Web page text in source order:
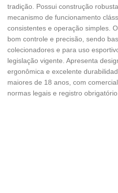
tradição. Possui construção
mecanismo de funcionamento
consistentes e operação simples.
bom controle e precisão, sendo
colecionadores e para uso
legislação vigente. Apresenta
ergonômica e excelente
maiores de 18 anos, com
normas legais e registro obrigatório.